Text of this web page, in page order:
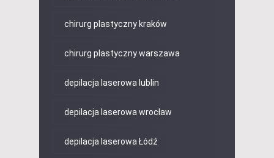
chirurg plastyczny kraków
chirurg plastyczny warszawa
depilacja laserowa lublin
depilacja laserowa wrocław
depilacja laserowa Łódź